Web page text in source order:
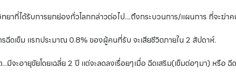
าที่ได้รับการยกย่องทั่วโลกกล่าวต่อไป....ถึงกระบวนการ/แผนการ ที่จะฆ่
ฉีดเข็ม แรกประมาณ 0.8% ของผู้คนที่รับ จะเสียชีวิตภายใน 2 สัปดาห์.
มีจะอายุขัยโดยเฉลี่ย 2 ปี แต่จะลดลงเรื่อยๆเมื่อ ฉีดเสริม(เข็มต่อๆมา) หรือ